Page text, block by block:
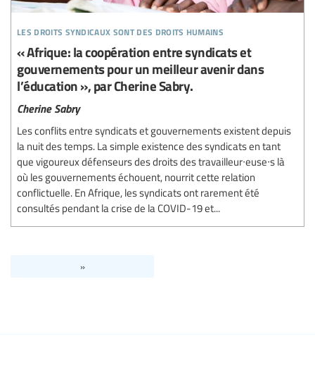
les droits syndicaux sont des droits humains
« Afrique: la coopération entre syndicats et
gouvernements pour un meilleur avenir dans
l’éducation », par Cherine Sabry.
Cherine Sabry
Les conflits entre syndicats et gouvernements existent depuis
la nuit des temps. La simple existence des syndicats en tant
que vigoureux défenseurs des droits des travailleur∙euse∙s là
où les gouvernements échouent, nourrit cette relation
conflictuelle. En Afrique, les syndicats ont rarement été
consultés pendant la crise de la COVID-19 et...
»